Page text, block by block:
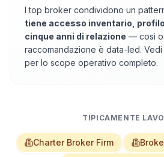
I top broker condividono un
tiene accesso inventario,
cinque anni di relazione — così
raccomandazione è data-led. Vedi
per lo scope operativo completo.
TIPICAMENTE
Charter Broker Firm